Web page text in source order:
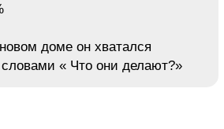
доме он хватался
словами « Что они делают?»